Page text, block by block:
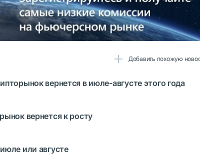
Добавить похожую
вернется в июле-августе этого года
вернется к росту
или августе